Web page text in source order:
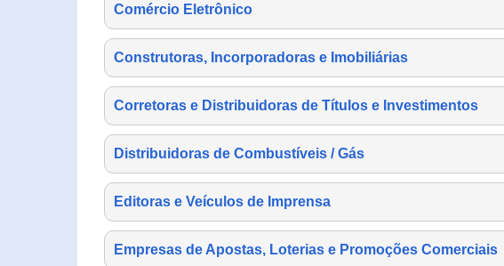
Comércio Eletrônico
Construtoras, Incorporadoras e Imobiliárias
Corretoras e Distribuidoras de Títulos e Investimentos
Distribuidoras de Combustíveis / Gás
Editoras e Veículos de Imprensa
Empresas de Apostas, Loterias e Promoções Comerciais